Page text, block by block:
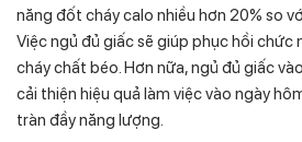
năng đốt cháy calo nhiều hơn 20% so
Việc ngủ đủ giấc sẽ giúp phục hồi chức
cháy chất béo. Hơn nữa, ngủ đủ giấc
cải thiện hiệu quả làm việc vào ngày
tràn đầy năng lượng.